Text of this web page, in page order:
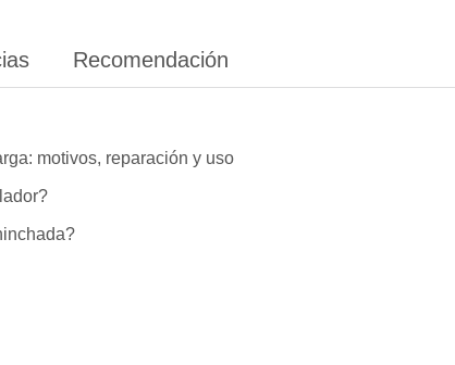
Recomendación
motivos, reparación y uso